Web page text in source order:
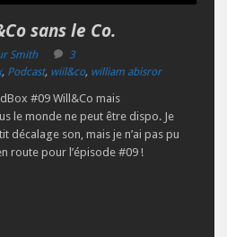
sans le Co.
Smith
3
, Podcast, wiil&co, william abisror
#09 Will&Co mais
le monde ne peut être dispo. Je
décalage son, mais je n’ai pas pu
route pour l’épisode #09 !